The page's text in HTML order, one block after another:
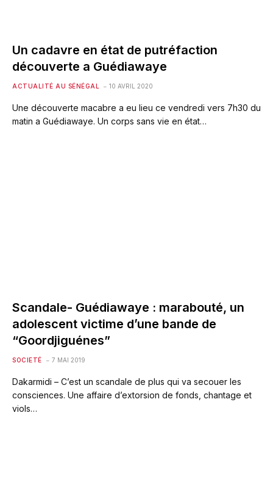
Un cadavre en état de putréfaction
découverte a Guédiawaye
ACTUALITÉ AU SÉNÉGAL 10 AVRIL 2020
Une découverte macabre a eu lieu ce vendredi vers 7h30 du
matin a Guédiawaye. Un corps sans vie en état…
Scandale- Guédiawaye : marabouté, un
adolescent victime d’une bande de
“Goordjiguénes”
SOCIETÉ 7 MAI 2019
Dakarmidi – C’est un scandale de plus qui va secouer les
consciences. Une affaire d’extorsion de fonds, chantage et
viols…